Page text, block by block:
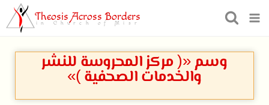
Theosis Across Borders
in Church of Misr
وسم «( مركز المحروسة للنشر
والخدمات الصحفية )»